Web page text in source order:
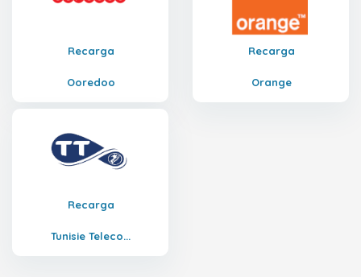
Recarga
Ooredoo
Recarga
Orange
Recarga
Tunisie Teleco...